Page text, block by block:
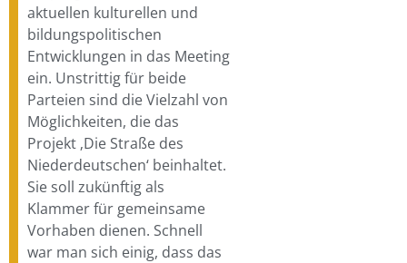
aktuellen kulturellen und
bildungspolitischen
Entwicklungen in das Meeting
ein. Unstrittig für beide
Parteien sind die Vielzahl von
Möglichkeiten, die das
Projekt ‚Die Straße des
Niederdeutschen‘ beinhaltet.
Sie soll zukünftig als
Klammer für gemeinsame
Vorhaben dienen. Schnell
war man sich einig, dass das